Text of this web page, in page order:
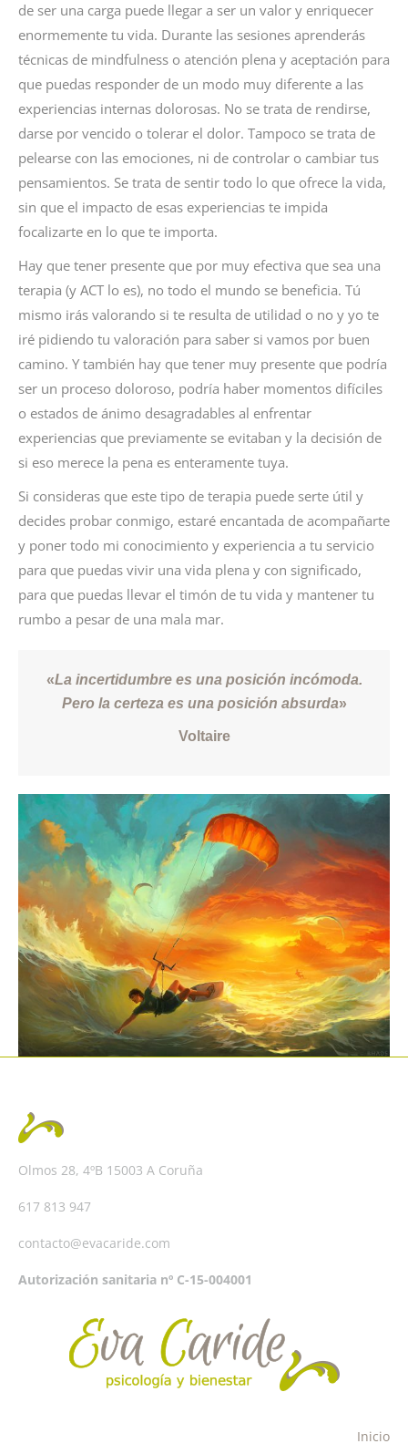
de ser una carga puede llegar a ser un valor y enriquecer
enormemente tu vida. Durante las sesiones aprenderás
técnicas de mindfulness o atención plena y aceptación para
que puedas responder de un modo muy diferente a las
experiencias internas dolorosas. No se trata de rendirse,
darse por vencido o tolerar el dolor. Tampoco se trata de
pelearse con las emociones, ni de controlar o cambiar tus
pensamientos. Se trata de sentir todo lo que ofrece la vida,
sin que el impacto de esas experiencias te impida
focalizarte en lo que te importa.
Hay que tener presente que por muy efectiva que sea una
terapia (y ACT lo es), no todo el mundo se beneficia. Tú
mismo irás valorando si te resulta de utilidad o no y yo te
iré pidiendo tu valoración para saber si vamos por buen
camino. Y también hay que tener muy presente que podría
ser un proceso doloroso, podría haber momentos difíciles
o estados de ánimo desagradables al enfrentar
experiencias que previamente se evitaban y la decisión de
si eso merece la pena es enteramente tuya.
Si consideras que este tipo de terapia puede serte útil y
decides probar conmigo, estaré encantada de acompañarte
y poner todo mi conocimiento y experiencia a tu servicio
para que puedas vivir una vida plena y con significado,
para que puedas llevar el timón de tu vida y mantener tu
rumbo a pesar de una mala mar.
«La incertidumbre es una posición incómoda.
Pero la certeza es una posición absurda»
Voltaire
Olmos 28, 4ºB 15003 A Coruña
617 813 947
contacto@evacaride.com
Autorización sanitaria nº C-15-004001
Inicio